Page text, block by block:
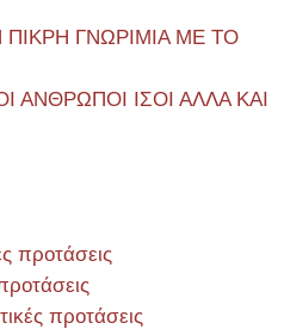
ΠΙΚΡΗ ΓΝΩΡΙΜΙΑ ΜΕ ΤΟ
ΑΝΘΡΩΠΟΙ ΙΣΟΙ ΑΛΛΑ ΚΑΙ
προτάσεις
προτάσεις